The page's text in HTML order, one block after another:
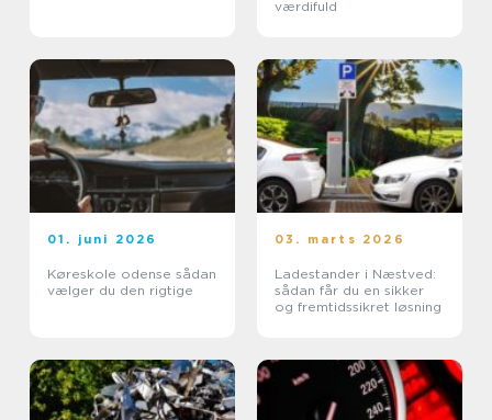
værdifuld
01. juni 2026
Køreskole odense sådan
vælger du den rigtige
03. marts 2026
Ladestander i Næstved:
sådan får du en sikker
og fremtidssikret løsning